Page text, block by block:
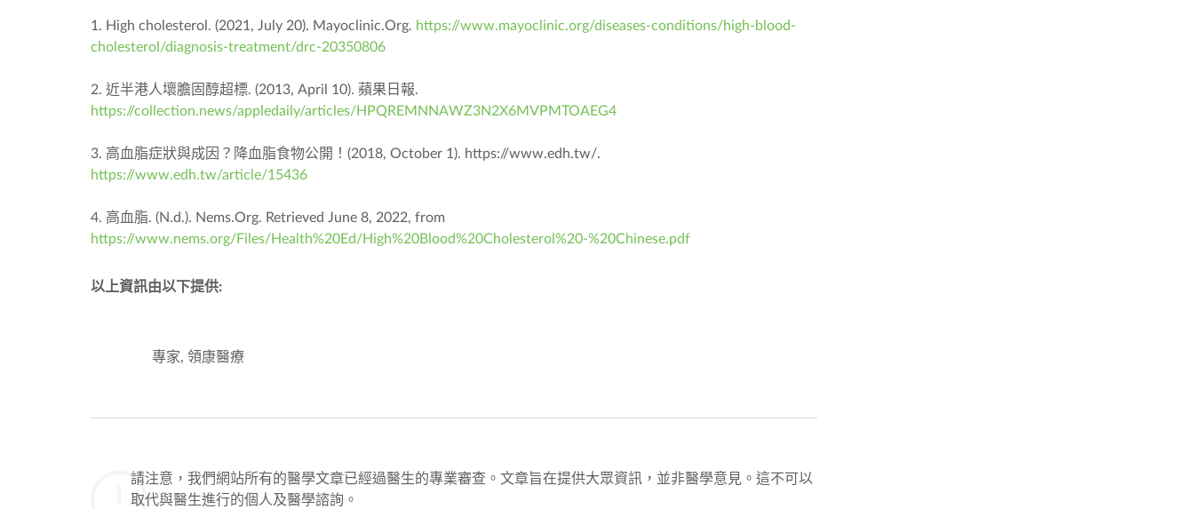
1. High cholesterol. (2021, July 20). Mayoclinic.Org. https://www.mayoclinic.org/diseases-conditions/high-blood-
cholesterol/diagnosis-treatment/drc-20350806
2. 近半港人壞膽固醇超標. (2013, April 10). 蘋果日報.
https://collection.news/appledaily/articles/HPQREMNNAWZ3N2X6MVPMTOAEG4
3. 高血脂症狀與成因？降血脂食物公開！(2018, October 1). https://www.edh.tw/.
https://www.edh.tw/article/15436
4. 高血脂. (N.d.). Nems.Org. Retrieved June 8, 2022, from
https://www.nems.org/Files/Health%20Ed/High%20Blood%20Cholesterol%20-%20Chinese.pdf
以上資訊由以下提供:
專家, 領康醫療
請注意，我們網站所有的醫學文章已經過醫生的專業審查。文章旨在提供大眾資訊，並非醫學意見。這不可以
取代與醫生進行的個人及醫學諮詢。